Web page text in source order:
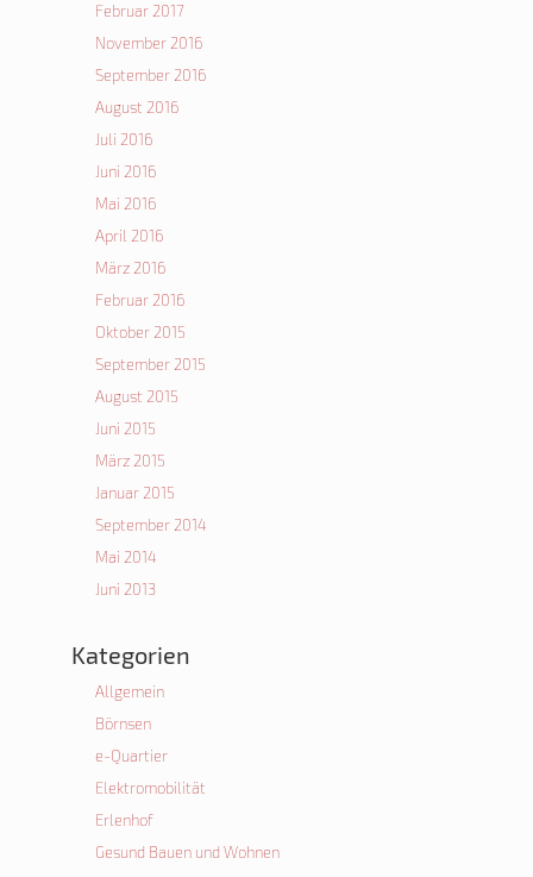
Februar 2017
November 2016
September 2016
August 2016
Juli 2016
Juni 2016
Mai 2016
April 2016
März 2016
Februar 2016
Oktober 2015
September 2015
August 2015
Juni 2015
März 2015
Januar 2015
September 2014
Mai 2014
Juni 2013
Kategorien
Allgemein
Börnsen
e-Quartier
Elektromobilität
Erlenhof
Gesund Bauen und Wohnen